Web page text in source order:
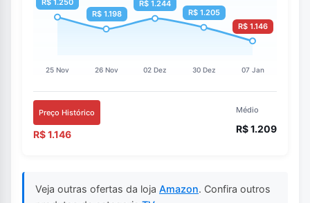
Preço Histórico
R$ 1.146
Médio
R$ 1.209
Veja outras ofertas da loja Amazon. Confira outros